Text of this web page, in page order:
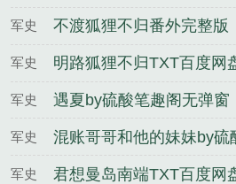
外完整版
军史 不渡狐狸不归番外完整版
军史 明路狐狸不归TXT百度网
军史 遇夏by硫酸笔趣阁无弹窗
军史
混账哥哥和他的妹妹by硫
笔趣阁无弹窗
军史 君想曼岛南端TXT百度网